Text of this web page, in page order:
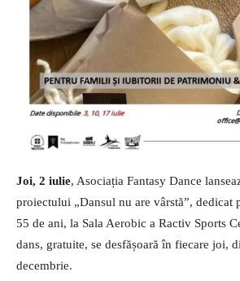
Joi, 2 iulie, Asociația Fantasy Dance
proiectului „Dansul nu are vârstă”, dedicat
55 de ani, la Sala Aerobic a Ractiv Sports
dans, gratuite, se desfășoară în fiecare joi,
decembrie.